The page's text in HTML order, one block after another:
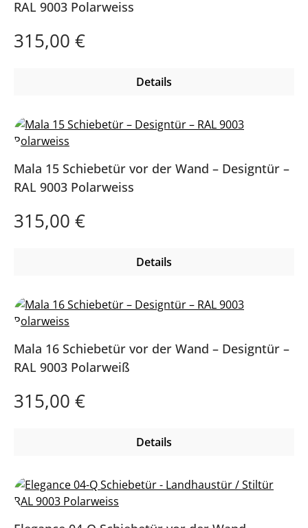
RAL 9003 Polarweiss
Regulärer Preis:
315,00 €
Details
Mala 15 Schiebetür vor der Wand – Designtür –
RAL 9003 Polarweiss
Regulärer Preis:
315,00 €
Details
Mala 16 Schiebetür vor der Wand – Designtür –
RAL 9003 Polarweiß
Regulärer Preis:
315,00 €
Details